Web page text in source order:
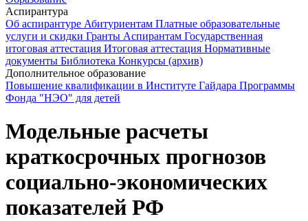
Аспирантура
Об аспирантуре Абитуриентам Платные образовательные
услуги и скидки Гранты Аспирантам Государственная
итоговая аттестация Итоговая аттестация Нормативные
документы Библиотека Конкурсы (архив)
Дополнительное образование
Повышение квалификации в Институте Гайдара Программы
Фонда "НЭО" для детей
Модельные расчеты
краткосрочных прогнозов
социально-экономических
показателей РФ